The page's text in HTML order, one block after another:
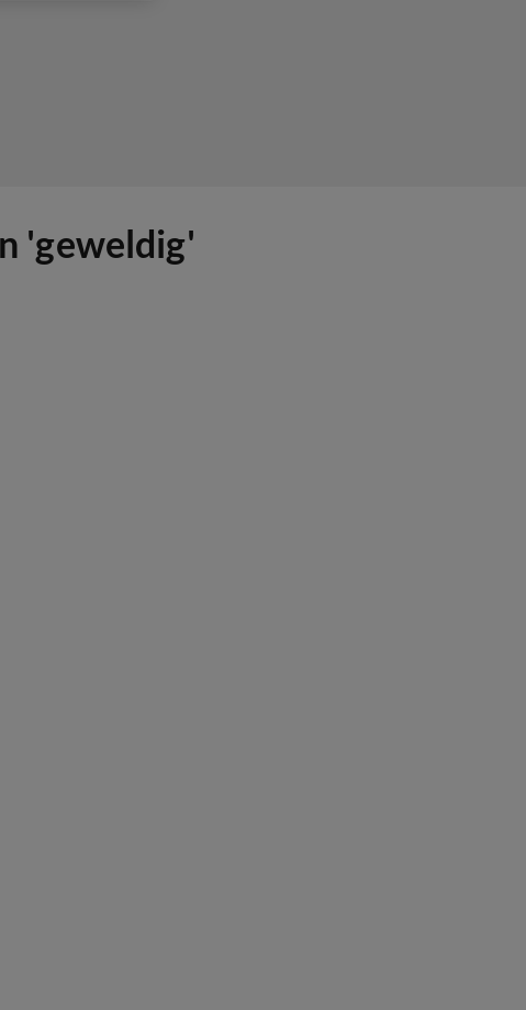
'geweldig'